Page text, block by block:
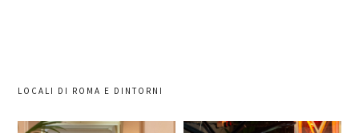
LOCALI DI ROMA E DINTORNI